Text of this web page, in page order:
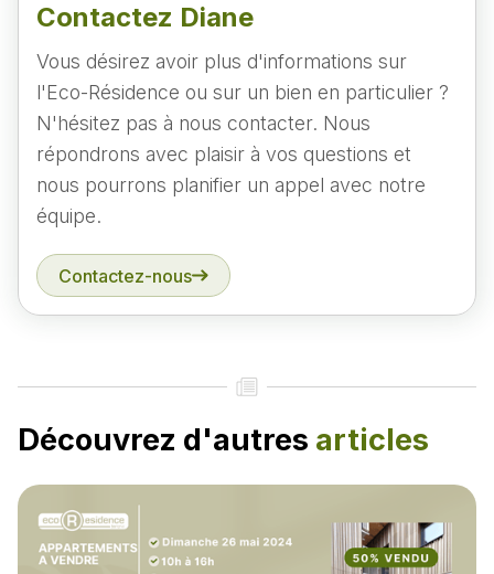
Contactez Diane
Vous désirez avoir plus d'informations sur
l'Eco-Résidence ou sur un bien en particulier ?
N'hésitez pas à nous contacter. Nous
répondrons avec plaisir à vos questions et
nous pourrons planifier un appel avec notre
équipe.
Contactez-nous
Découvrez d'autres articles